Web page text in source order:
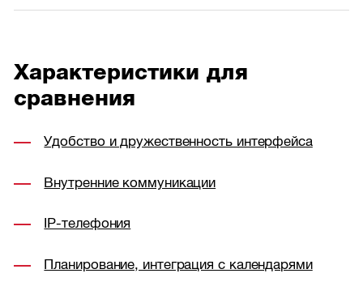
Характеристики для
сравнения
Удобство и дружественность интерфейса
Внутренние коммуникации
IP-телефония
Планирование, интеграция с календарями